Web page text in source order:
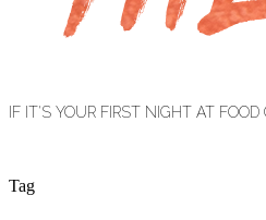
IF IT'S YOUR FIRST NIGHT AT
Tag